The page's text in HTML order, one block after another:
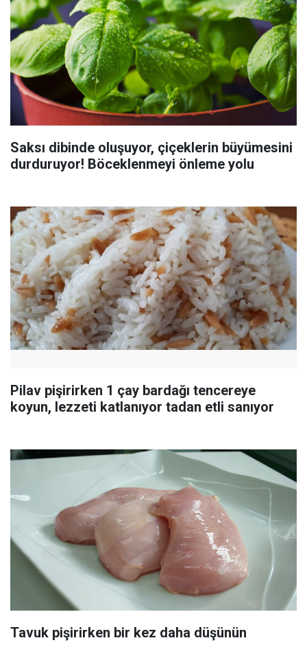
Saksı dibinde oluşuyor, çiçeklerin büyümesini
durduruyor! Böceklenmeyi önleme yolu
Pilav pişirirken 1 çay bardağı tencereye
koyun, lezzeti katlanıyor tadan etli sanıyor
Tavuk pişirirken bir kez daha düşünün